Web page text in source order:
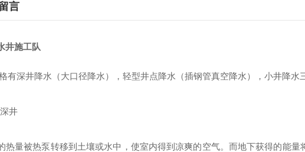
言
井施工队
井降水（大口径降水），轻型井点降水（插钢管真空降水），小井降水三
热量被热泵转移到土壤或水中，使室内得到凉爽的空气。而地下获得的能量